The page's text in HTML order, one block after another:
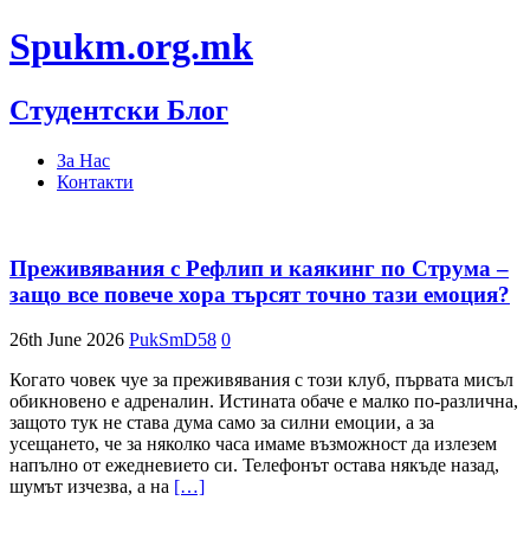
Spukm.org.mk
Студентски Блог
За Нас
Контакти
Преживявания с Рефлип и каякинг по Струма –
защо все повече хора търсят точно тази емоция?
26th June 2026 PukSmD58 0
Когато човек чуе за преживявания с този клуб, първата мисъл
обикновено е адреналин. Истината обаче е малко по-различна,
защото тук не става дума само за силни емоции, а за
усещането, че за няколко часа имаме възможност да излезем
напълно от ежедневието си. Телефонът остава някъде назад,
шумът изчезва, а на […]